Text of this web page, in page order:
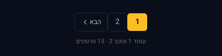
1
2 הבא
עמוד 1 מתוך 2 · 15 סרטונים